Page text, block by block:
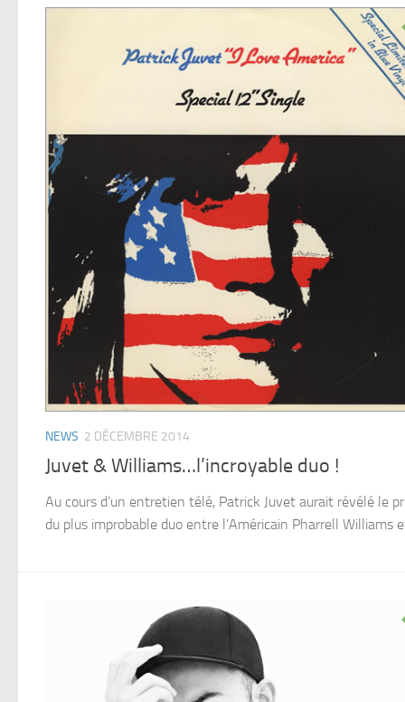
NEWS 2 DÉCEMBRE 2014
Juvet & Williams…l’incroyable duo !
Au cours d’un entretien télé, Patrick Juvet aurait révélé le
du plus improbable duo entre l’Américain Pharrell Williams